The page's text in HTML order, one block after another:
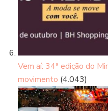
Vem aí: 34ª edição do
movimento (4.043)